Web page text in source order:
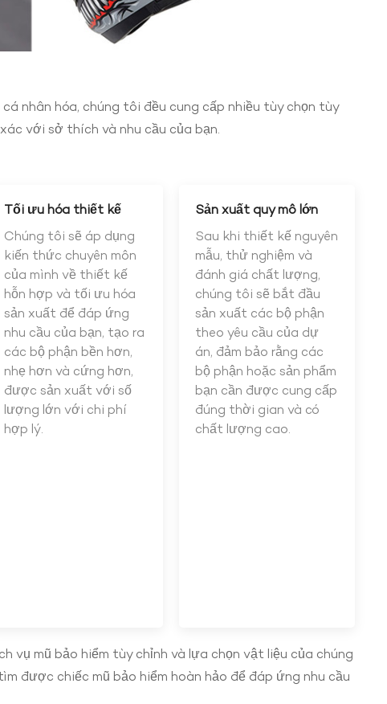
nhân hóa, chúng tôi đều cung cấp nhiều tùy chọn tùy
với sở thích và nhu cầu của bạn.
Tối ưu hóa thiết kế
Chúng tôi sẽ áp dụng
kiến thức chuyên môn
của mình về thiết kế
hỗn hợp và tối ưu hóa
sản xuất để đáp ứng
nhu cầu của bạn, tạo ra
các bộ phận bền hơn,
nhẹ hơn và cứng hơn,
được sản xuất với số
lượng lớn với chi phí
hợp lý.
Sản xuất quy mô lớn
Sau khi thiết kế nguyên
mẫu, thử nghiệm và
đánh giá chất lượng,
chúng tôi sẽ bắt đầu
sản xuất các bộ phận
theo yêu cầu của dự
án, đảm bảo rằng các
bộ phận hoặc sản phẩm
bạn cần được cung cấp
đúng thời gian và có
chất lượng cao.
vụ mũ bảo hiểm tùy chỉnh và lựa chọn vật liệu của chúng
được chiếc mũ bảo hiểm hoàn hảo để đáp ứng nhu cầu